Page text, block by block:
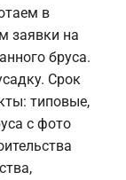
в
заявки на
бруса.
Срок
типовые,
с фото